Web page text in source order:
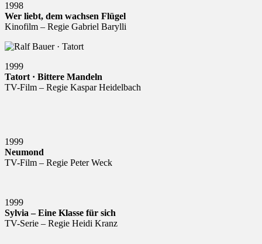
1998
Wer liebt, dem wachsen Flügel
Kinofilm – Regie Gabriel Barylli
1999
Tatort · Bittere Mandeln
TV-Film – Regie Kaspar Heidelbach
1999
Neumond
TV-Film – Regie Peter Weck
1999
Sylvia – Eine Klasse für sich
TV-Serie – Regie Heidi Kranz